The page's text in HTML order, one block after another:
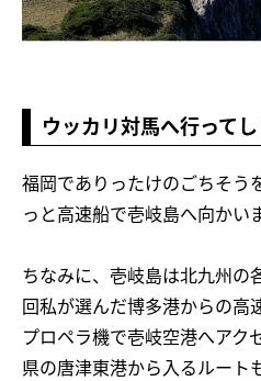
ウッカリ対馬へ行って
福岡でありったけのごちそう
っと高速船で壱岐島へ向かいま
ちなみに、壱岐島は北九州の
回私が選んだ博多港からの高
プロペラ機で壱岐空港へアク
県の唐津東港から入るルート